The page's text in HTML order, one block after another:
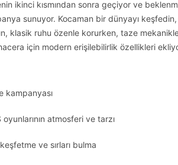
ikinci kısmından sonra geçiyor ve
sunuyor. Kocaman bir dünyayı keşfedin,
klasik ruhu özenle korurken, taze
için modern erişilebilirlik özellikleri
kampanyası
oyunlarının atmosferi ve tarzı
ve sırları bulma